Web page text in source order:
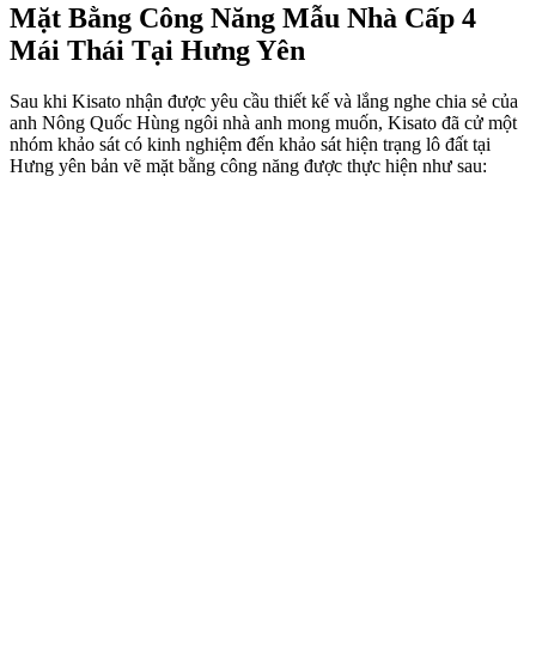
Mặt Bằng Công Năng Mẫu Nhà Cấp 4
Mái Thái Tại Hưng Yên
Sau khi Kisato nhận được yêu cầu thiết kế và lắng nghe chia sẻ của
anh Nông Quốc Hùng ngôi nhà anh mong muốn, Kisato đã cử một
nhóm khảo sát có kinh nghiệm đến khảo sát hiện trạng lô đất tại
Hưng yên bản vẽ mặt bằng công năng được thực hiện như sau: